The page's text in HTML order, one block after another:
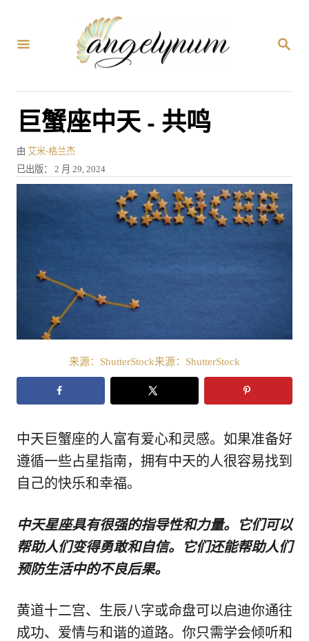
搜
巨蟹座中天 - 共鸣
由 作
者
艾米-格兰杰
发
表
已出版： 2 月 29, 2024
来源：ShutterStock来源：ShutterStock
中天巨蟹座的人富有爱心和灵感。如果准备好
遵循一些占星指南，拥有中天的人很容易找到
自己的快乐和幸福。
中天星座具有很强的指导性和力量。它们可以
帮助人们变得勇敢和自信。它们还能帮助人们
预防生活中的不良后果。
黄道十二宫、生辰八字或命盘可以启迪你通往
成功、爱情与和谐的道路。你只需学会倾听和